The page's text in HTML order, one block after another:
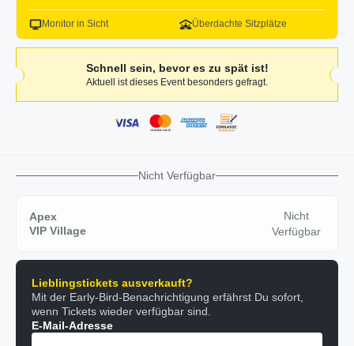
Monitor in Sicht Überdachte Sitzplätze
Schnell sein, bevor es zu spät ist!
Aktuell ist dieses Event besonders gefragt.
Nicht Verfügbar
Apex
VIP Village
Nicht
Verfügbar
Lieblingstickets ausverkauft?
Mit der Early-Bird-Benachrichtigung erfährst Du sofort,
wenn Tickets wieder verfügbar sind.
E-Mail-Adresse